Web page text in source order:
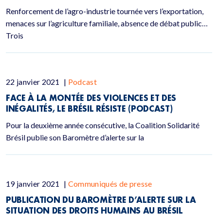
Renforcement de l’agro-industrie tournée vers l’exportation,
menaces sur l’agriculture familiale, absence de débat public…
Trois
22 janvier 2021 | Podcast
FACE À LA MONTÉE DES VIOLENCES ET DES
INÉGALITÉS, LE BRÉSIL RÉSISTE (PODCAST)
Pour la deuxième année consécutive, la Coalition Solidarité
Brésil publie son Baromètre d’alerte sur la
19 janvier 2021 | Communiqués de presse
PUBLICATION DU BAROMÈTRE D’ALERTE SUR LA
SITUATION DES DROITS HUMAINS AU BRÉSIL